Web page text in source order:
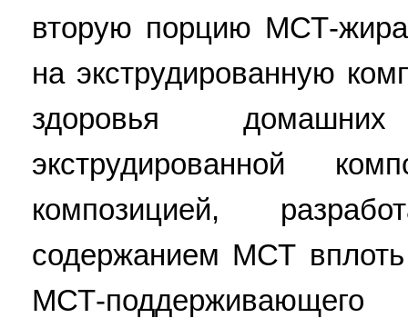
вторую порцию МСТ-
на экструдированную
здоровья
экструдированной
композицией,
содержанием МСТ
МСТ-